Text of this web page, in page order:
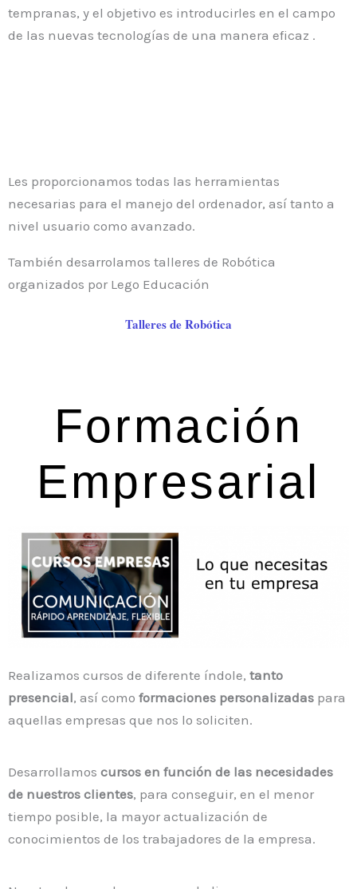
tempranas, y el objetivo es introducirles en el campo
de las nuevas tecnologías de una manera eficaz .
Les proporcionamos todas las herramientas
necesarias para el manejo del ordenador, así tanto a
nivel usuario como avanzado.
También desarrolamos talleres de Robótica
organizados por Lego Educación
Talleres de Robótica
Formación
Empresarial
Realizamos cursos de diferente índole, tanto
presencial, así como formaciones personalizadas para
aquellas empresas que nos lo soliciten.
Desarrollamos cursos en función de las necesidades
de nuestros clientes, para conseguir, en el menor
tiempo posible, la mayor actualización de
conocimientos de los trabajadores de la empresa.